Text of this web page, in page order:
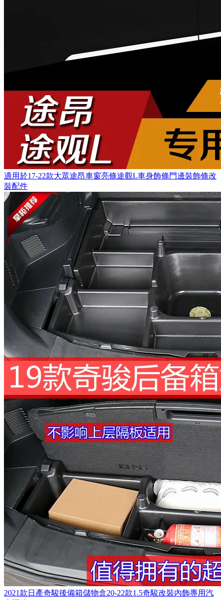
適用於17-22款大眾途昂車窗亮條途觀L車身飾條門邊裝飾條改
裝配件
2021款日產奇駿後備箱儲物盒20-22款1.5奇駿改裝內飾專用汽